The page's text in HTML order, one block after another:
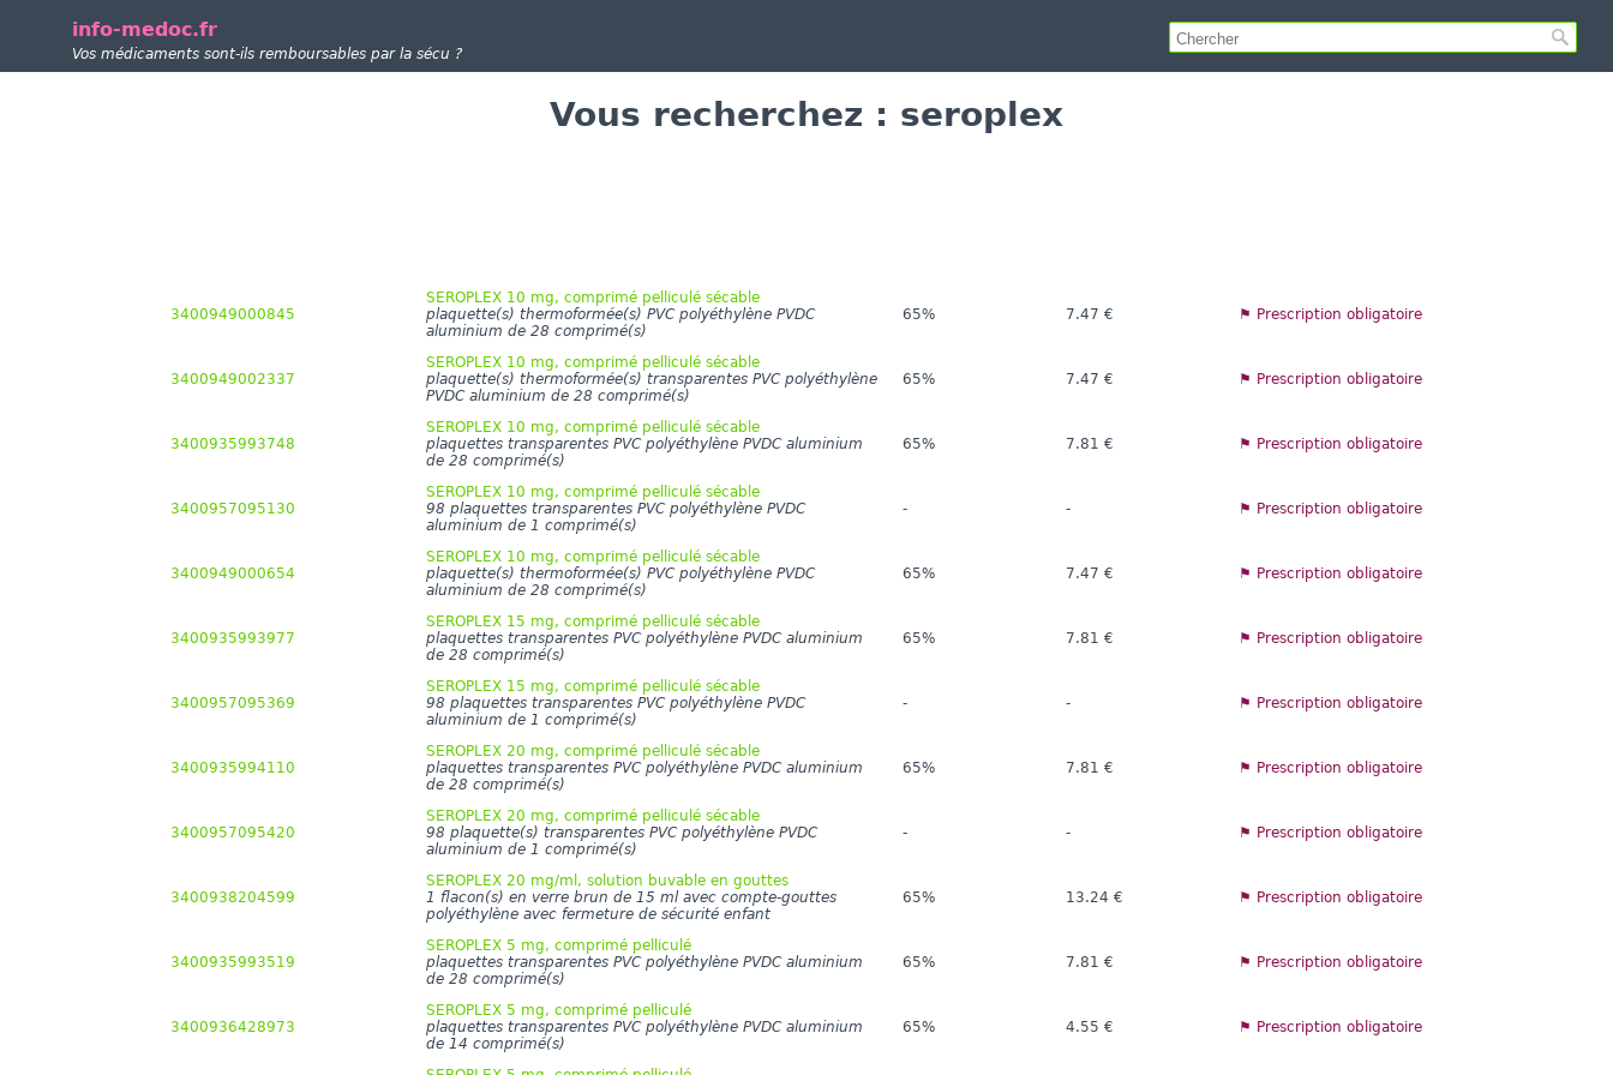
info-medoc.fr
Vos médicaments sont-ils remboursables par la sécu ?
Vous recherchez : seroplex
3400949000845
SEROPLEX 10 mg, comprimé pelliculé sécable
plaquette(s) thermoformée(s) PVC polyéthylène PVDC
aluminium de 28 comprimé(s)
65% 7.47 € ⚑ Prescription obligatoire
3400949002337
SEROPLEX 10 mg, comprimé pelliculé sécable
plaquette(s) thermoformée(s) transparentes PVC polyéthylène
PVDC aluminium de 28 comprimé(s)
65% 7.47 € ⚑ Prescription obligatoire
3400935993748
SEROPLEX 10 mg, comprimé pelliculé sécable
plaquettes transparentes PVC polyéthylène PVDC aluminium
de 28 comprimé(s)
65% 7.81 € ⚑ Prescription obligatoire
3400957095130
SEROPLEX 10 mg, comprimé pelliculé sécable
98 plaquettes transparentes PVC polyéthylène PVDC
aluminium de 1 comprimé(s)
- - ⚑ Prescription obligatoire
3400949000654
SEROPLEX 10 mg, comprimé pelliculé sécable
plaquette(s) thermoformée(s) PVC polyéthylène PVDC
aluminium de 28 comprimé(s)
65% 7.47 € ⚑ Prescription obligatoire
3400935993977
SEROPLEX 15 mg, comprimé pelliculé sécable
plaquettes transparentes PVC polyéthylène PVDC aluminium
de 28 comprimé(s)
65% 7.81 € ⚑ Prescription obligatoire
3400957095369
SEROPLEX 15 mg, comprimé pelliculé sécable
98 plaquettes transparentes PVC polyéthylène PVDC
aluminium de 1 comprimé(s)
- - ⚑ Prescription obligatoire
3400935994110
SEROPLEX 20 mg, comprimé pelliculé sécable
plaquettes transparentes PVC polyéthylène PVDC aluminium
de 28 comprimé(s)
65% 7.81 € ⚑ Prescription obligatoire
3400957095420
SEROPLEX 20 mg, comprimé pelliculé sécable
98 plaquette(s) transparentes PVC polyéthylène PVDC
aluminium de 1 comprimé(s)
- - ⚑ Prescription obligatoire
3400938204599
SEROPLEX 20 mg/ml, solution buvable en gouttes
1 flacon(s) en verre brun de 15 ml avec compte-gouttes
polyéthylène avec fermeture de sécurité enfant
65% 13.24 € ⚑ Prescription obligatoire
3400935993519
SEROPLEX 5 mg, comprimé pelliculé
plaquettes transparentes PVC polyéthylène PVDC aluminium
de 28 comprimé(s)
65% 7.81 € ⚑ Prescription obligatoire
3400936428973
SEROPLEX 5 mg, comprimé pelliculé
plaquettes transparentes PVC polyéthylène PVDC aluminium
de 14 comprimé(s)
65% 4.55 € ⚑ Prescription obligatoire